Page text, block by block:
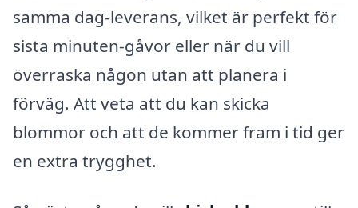
samma dag-leverans, vilket är perfekt för
sista minuten-gåvor eller när du vill
överraska någon utan att planera i
förväg. Att veta att du kan skicka
blommor och att de kommer fram i tid ger
en extra trygghet.